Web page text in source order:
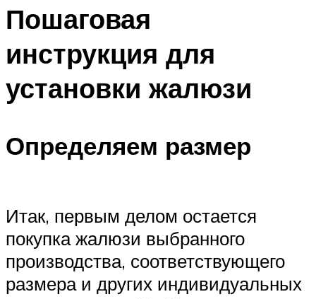
ДЕКОР
МЕНЮ
Пошаговая
инструкция для
установки жалюзи
Определяем размер
Итак, первым делом остается
покупка жалюзи выбранного
производства, соответствующего
размера и других индивидуальных